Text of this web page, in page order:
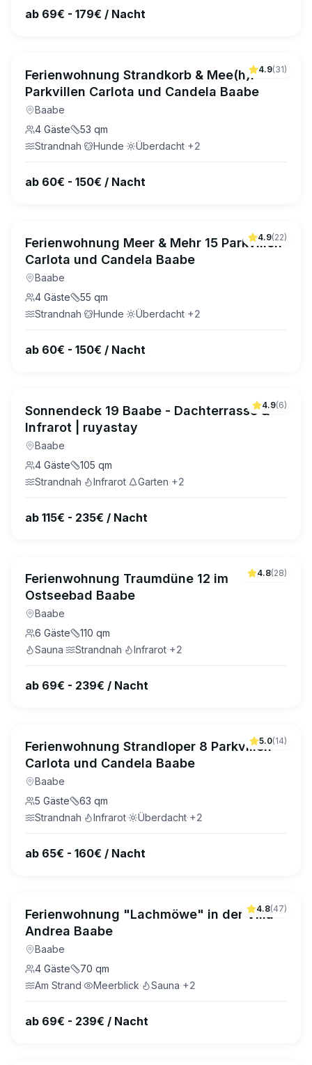
ab 69€ - 179€ / Nacht
4.9(31)
Ferienwohnung Strandkorb & Mee(h)r
Parkvillen Carlota und Candela Baabe
Baabe
4 Gäste 53 qm
Strandnah· Hunde· Überdacht·+2
ab 60€ - 150€ / Nacht
4.9(22)
Ferienwohnung Meer & Mehr 15 Parkvillen
Carlota und Candela Baabe
Baabe
4 Gäste 55 qm
Strandnah· Hunde· Überdacht·+2
ab 60€ - 150€ / Nacht
4.9(6)
Sonnendeck 19 Baabe - Dachterrasse &
Infrarot | ruyastay
Baabe
4 Gäste 105 qm
Strandnah· Infrarot· Garten·+2
ab 115€ - 235€ / Nacht
4.8(28)
Ferienwohnung Traumdüne 12 im
Ostseebad Baabe
Baabe
6 Gäste 110 qm
Sauna· Strandnah· Infrarot·+2
ab 69€ - 239€ / Nacht
5.0(14)
Ferienwohnung Strandloper 8 Parkvillen
Carlota und Candela Baabe
Baabe
5 Gäste 63 qm
Strandnah· Infrarot· Überdacht·+2
ab 65€ - 160€ / Nacht
4.8(47)
Ferienwohnung "Lachmöwe" in der Villa
Andrea Baabe
Baabe
4 Gäste 70 qm
Am Strand· Meerblick· Sauna·+2
ab 69€ - 239€ / Nacht